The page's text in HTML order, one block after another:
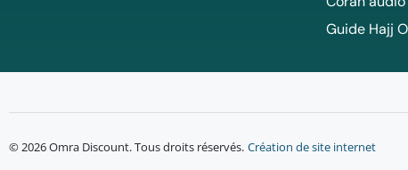
Guide Hajj
© 2026 Omra Discount. Tous droits réservés. Création de site internet